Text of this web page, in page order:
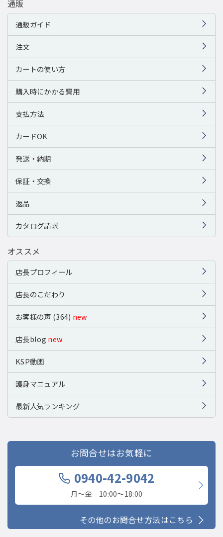
通販
通販ガイド
注文
カートの使い方
購入時にかかる費用
支払方法
カードOK
発送・納期
保証・交換
返品
カタログ請求
オススメ
店長プロフィール
店長のこだわり
お客様の声 (364) new
店長blog new
KSP動画
護身マニュアル
最新人気ランキング
お問合せはお気軽に
0940-42-9042
月〜金 10:00〜18:00
その他のお問合せ方法はこちら